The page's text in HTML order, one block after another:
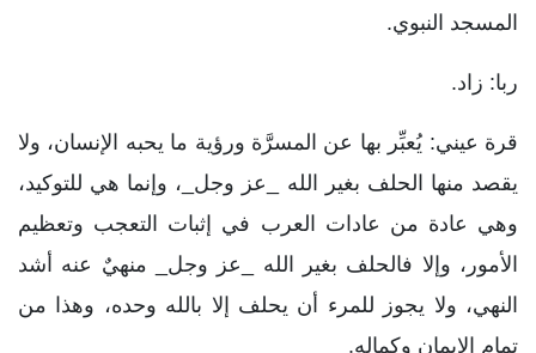
المسجد النبوي.
ربا: زاد.
قرة عيني: يُعبِّر بها عن المسرَّة ورؤية ما يحبه الإنسان، ولا
يقصد منها الحلف بغير الله _عز وجل_، وإنما هي للتوكيد،
وهي عادة من عادات العرب في إثبات التعجب وتعظيم
الأمور، وإلا فالحلف بغير الله _عز وجل_ منهيٌ عنه أشد
النهي، ولا يجوز للمرء أن يحلف إلا بالله وحده، وهذا من
تمام الإيمان وكماله.